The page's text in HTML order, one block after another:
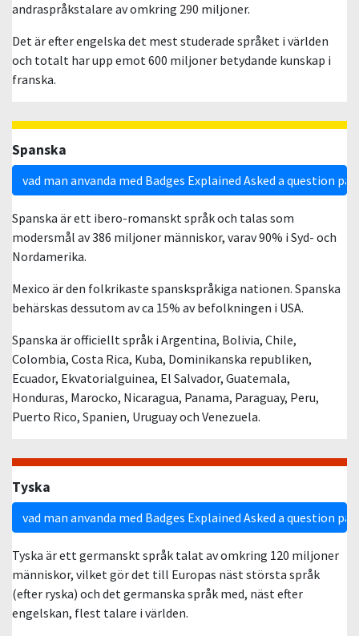
andraspråkstalare av omkring 290 miljoner.
Det är efter engelska det mest studerade språket i världen
och totalt har upp emot 600 miljoner betydande kunskap i
franska.
Spanska
vad man anvanda med Badges Explained Asked a question på
Spanska är ett ibero-romanskt språk och talas som
modersmål av 386 miljoner människor, varav 90% i Syd- och
Nordamerika.
Mexico är den folkrikaste spanskspråkiga nationen. Spanska
behärskas dessutom av ca 15% av befolkningen i USA.
Spanska är officiellt språk i Argentina, Bolivia, Chile,
Colombia, Costa Rica, Kuba, Dominikanska republiken,
Ecuador, Ekvatorialguinea, El Salvador, Guatemala,
Honduras, Marocko, Nicaragua, Panama, Paraguay, Peru,
Puerto Rico, Spanien, Uruguay och Venezuela.
Tyska
vad man anvanda med Badges Explained Asked a question på
Tyska är ett germanskt språk talat av omkring 120 miljoner
människor, vilket gör det till Europas näst största språk
(efter ryska) och det germanska språk med, näst efter
engelskan, flest talare i världen.